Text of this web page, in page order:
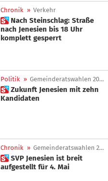
Chronik » Verkehr
 Nach Steinschlag: Straße
nach Jenesien bis 18 Uhr
komplett gesperrt
Politik » Gemeinderatswahlen 2025
 Zukunft Jenesien mit zehn
Kandidaten
Chronik » Gemeinderatswahlen 2025
 SVP Jenesien ist breit
aufgestellt für 4. Mai